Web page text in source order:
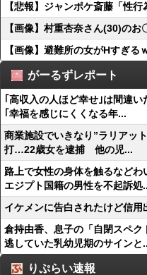
【悲報】ジャンポケ斎藤「性
【画像】村重杏奈さん(30)の
【画像】避難所の女がHすぎる
がーるずレポート
｢高収入の人ほど幸せ｣は間違
｢幸福を感じにくくなる年...
商業施設でいきなり”ラリアッ
打…22歳女を逮捕 他の児...
路上で女性の身体を触るなど
エジプト国籍の男性を不起訴処
イケメンに告白されたけど信用
倉持由香、息子の「自閉スペ
逃していた乳幼児期のサインと
りぷらい速報